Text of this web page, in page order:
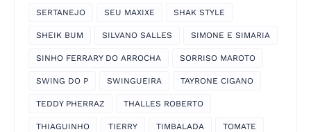
SERTANEJO SEU MAXIXE SHAK STYLE
SHEIK BUM SILVANO SALLES SIMONE E SIMARIA
SINHO FERRARY DO ARROCHA SORRISO MAROTO
SWING DO P SWINGUEIRA TAYRONE CIGANO
TEDDY PHERRAZ THALLES ROBERTO
THIAGUINHO TIERRY TIMBALADA TOMATE